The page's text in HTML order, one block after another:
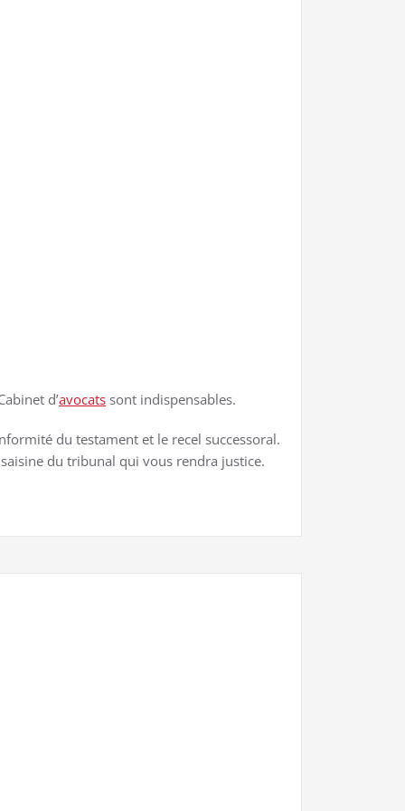
d’avocats sont indispensables.
du testament et le recel successoral.
du tribunal qui vous rendra justice.